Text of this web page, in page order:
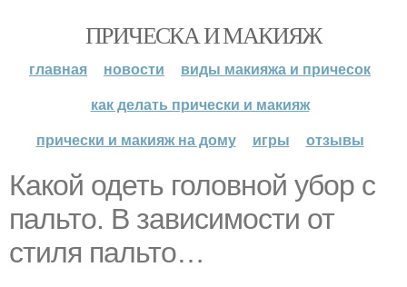
ПРИЧЕСКА И МАКИЯЖ
главная новости
виды макияжа и причесок
как делать прически и макияж
прически и макияж на дому
игры отзывы
Какой одеть головной убор с
пальто. В зависимости от
стиля пальто…